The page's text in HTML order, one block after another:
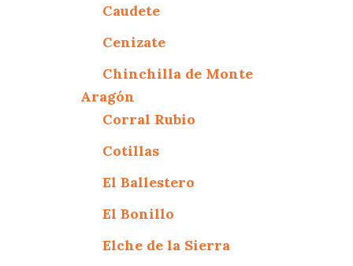
Caudete
Cenizate
Chinchilla de Monte
Aragón
Corral Rubio
Cotillas
El Ballestero
El Bonillo
Elche de la Sierra